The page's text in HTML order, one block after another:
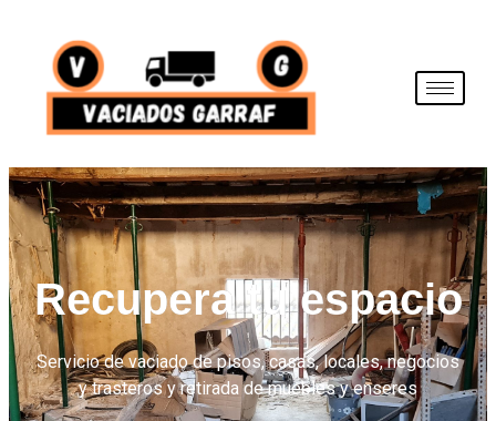
Recupera tu espacio
Servicio de vaciado de pisos, casas, locales, negocios
y trasteros y retirada de muebles y enseres